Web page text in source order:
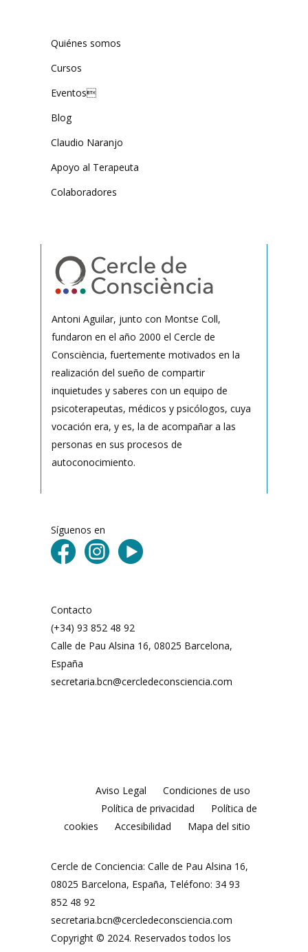
Quiénes somos
Cursos
Eventos
Blog
Claudio Naranjo
Apoyo al Terapeuta
Colaboradores
Antoni Aguilar, junto con Montse Coll,
fundaron en el año 2000 el Cercle de
Consciència, fuertemente motivados en la
realización del sueño de compartir
inquietudes y saberes con un equipo de
psicoterapeutas, médicos y psicólogos, cuya
vocación era, y es, la de acompañar a las
personas en sus procesos de
autoconocimiento.
Síguenos en
Contacto
(+34) 93 852 48 92
Calle de Pau Alsina 16, 08025 Barcelona,
España
secretaria.bcn@cercledeconsciencia.com
Aviso Legal
Condiciones de uso
Política de privacidad
Política de
cookies
Accesibilidad Mapa del sitio
Cercle de Conciencia: Calle de Pau Alsina 16,
08025 Barcelona, España, Teléfono: 34 93
852 48 92
secretaria.bcn@cercledeconsciencia.com
Copyright © 2024. Reservados todos los